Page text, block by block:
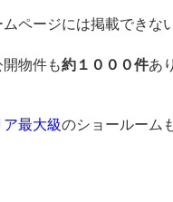
ムページには掲載できな
開物件も約１０００件あ
ア最大級のショールーム